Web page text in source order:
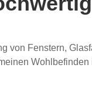
von Fenstern,